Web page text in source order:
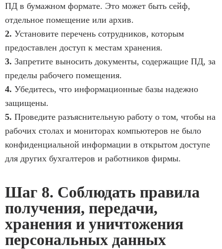
ПД в бумажном формате. Это может быть сейф,
отдельное помещение или архив.
2. Установите перечень сотрудников, которым
предоставлен доступ к местам хранения.
3. Запретите выносить документы, содержащие ПД, за
пределы рабочего помещения.
4. Убедитесь, что информационные базы надежно
защищены.
5. Проведите разъяснительную работу о том, чтобы на
рабочих столах и мониторах компьютеров не было
конфиденциальной информации в открытом доступе
для других бухгалтеров и работников фирмы.
Шаг 8. Соблюдать правила
получения, передачи,
хранения и уничтожения
персональных данных